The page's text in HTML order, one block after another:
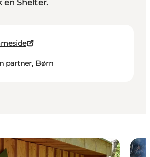
en Shelter.
partner, Børn